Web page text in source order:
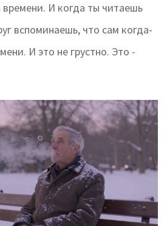
И когда ты читаешь
вспоминаешь, что сам когда-
И это не грустно. Это -